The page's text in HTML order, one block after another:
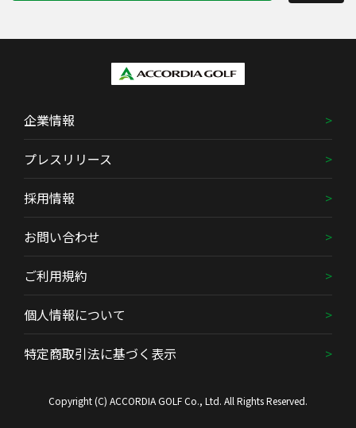
企業情報
プレスリリース
採用情報
お問い合わせ
ご利用規約
個人情報について
特定商取引法に基づく表示
Copyright (C) ACCORDIA GOLF Co., Ltd. All Rights Reserved.